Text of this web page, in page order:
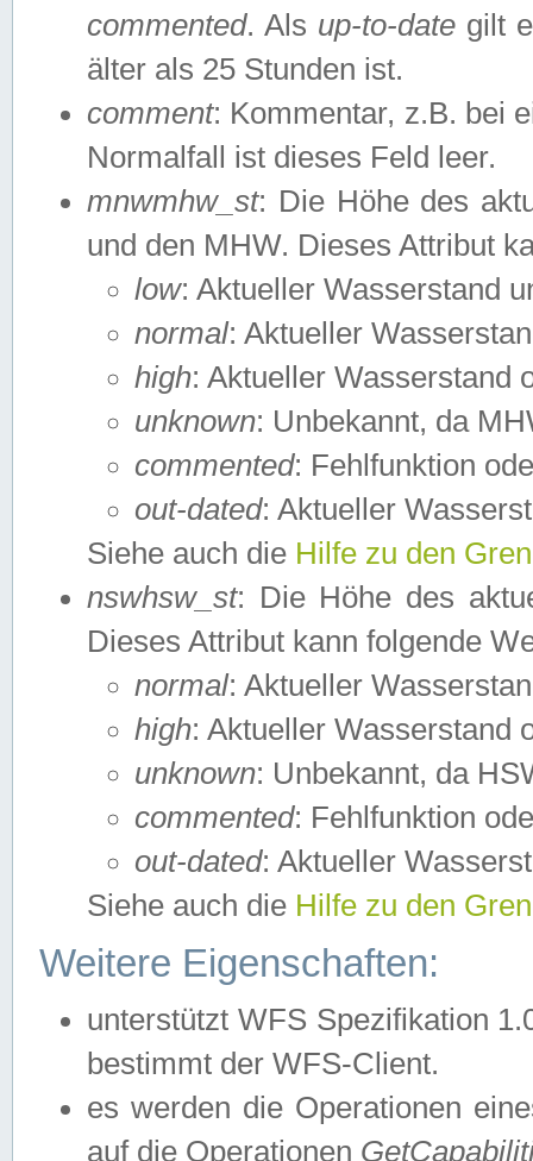
commented. Als up-to-date gilt
älter als 25 Stunden ist.
comment: Kommentar, z.B. bei
Normalfall ist dieses Feld leer.
mnwmhw_st: Die Höhe des
und den MHW. Dieses Attribut
low: Aktueller Wasserstand
normal: Aktueller
high: Aktueller Wasserstand
unknown: Unbekannt, da
commented: Fehlfunktion
out-dated: Aktueller
Siehe auch die Hilfe zu den
nswhsw_st: Die Höhe des
Dieses Attribut kann folgende
normal: Aktueller
high: Aktueller Wasserstand
unknown: Unbekannt, da
commented: Fehlfunktion
out-dated: Aktueller
Siehe auch die Hilfe zu den
Weitere Eigenschaften:
unterstützt WFS Spezifikation
bestimmt der WFS-Client.
es werden die Operationen
auf die Operationen